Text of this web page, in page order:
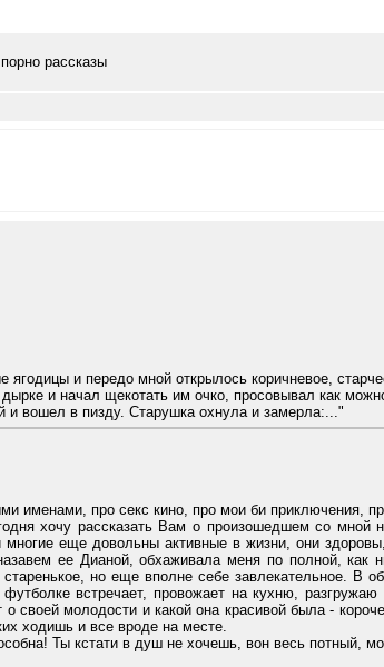
порно рассказы
и передо мной открылось коричневое,
дырке и начал щекотать им очко, просовывал как
вошел в пизду. Старушка охнула и замерла:..."
про секс кино, про мои би приключения,
хочу рассказать Вам о произошедшем со мной
еще довольны активные в жизни, они
ее Дианой, обхаживала меня по полной, как
но еще вполне себе завлекательное. В
встречает, провожает на кухню,
своей молодости и какой она красивой была -
ходишь и все вроде на месте.
Ты кстати в душ не хочешь, вон весь потный,